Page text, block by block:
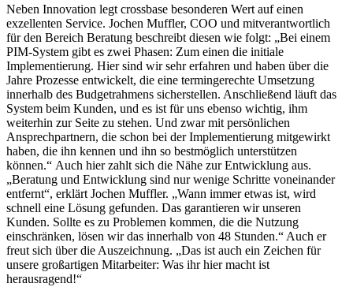
Neben Innovation legt crossbase besonderen Wert auf einen
exzellenten Service. Jochen Muffler, COO und mitverantwortlich
für den Bereich Beratung beschreibt diesen wie folgt: „Bei einem
PIM-System gibt es zwei Phasen: Zum einen die initiale
Implementierung. Hier sind wir sehr erfahren und haben über die
Jahre Prozesse entwickelt, die eine termingerechte Umsetzung
innerhalb des Budgetrahmens sicherstellen. Anschließend läuft das
System beim Kunden, und es ist für uns ebenso wichtig, ihm
weiterhin zur Seite zu stehen. Und zwar mit persönlichen
Ansprechpartnern, die schon bei der Implementierung mitgewirkt
haben, die ihn kennen und ihn so bestmöglich unterstützen
können.“ Auch hier zahlt sich die Nähe zur Entwicklung aus.
„Beratung und Entwicklung sind nur wenige Schritte voneinander
entfernt“, erklärt Jochen Muffler. „Wann immer etwas ist, wird
schnell eine Lösung gefunden. Das garantieren wir unseren
Kunden. Sollte es zu Problemen kommen, die die Nutzung
einschränken, lösen wir das innerhalb von 48 Stunden.“ Auch er
freut sich über die Auszeichnung. „Das ist auch ein Zeichen für
unsere großartigen Mitarbeiter: Was ihr hier macht ist
herausragend!“